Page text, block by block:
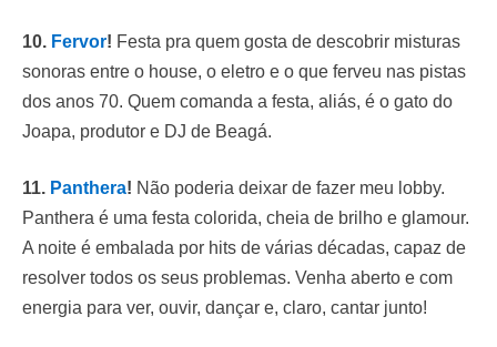
10. Fervor! Festa pra quem gosta de descobrir misturas
sonoras entre o house, o eletro e o que ferveu nas pistas
dos anos 70. Quem comanda a festa, aliás, é o gato do
Joapa, produtor e DJ de Beagá.
11. Panthera! Não poderia deixar de fazer meu lobby.
Panthera é uma festa colorida, cheia de brilho e glamour.
A noite é embalada por hits de várias décadas, capaz de
resolver todos os seus problemas. Venha aberto e com
energia para ver, ouvir, dançar e, claro, cantar junto!